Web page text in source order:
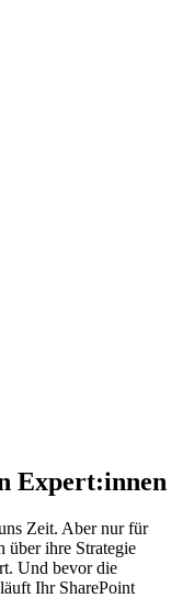
Expert:innen
Zeit. Aber nur für
über ihre Strategie
Und bevor die
Ihr SharePoint